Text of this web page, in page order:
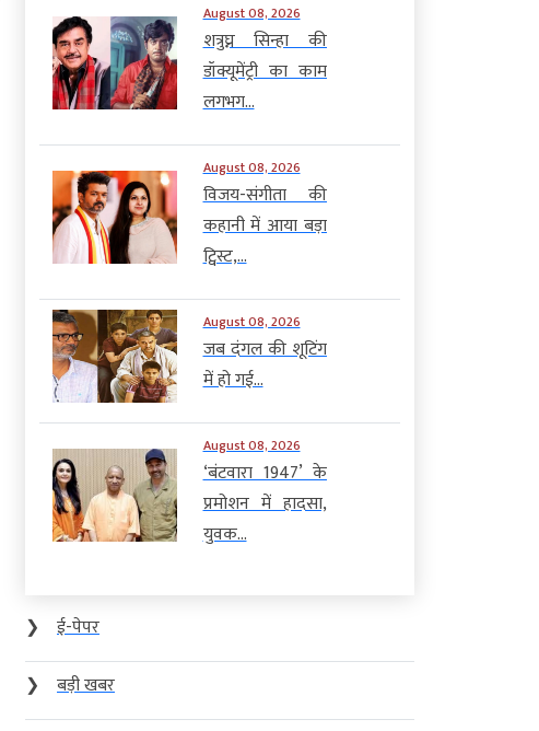
August 08, 2026
शत्रुघ्न सिन्हा की
डॉक्यूमेंट्री का काम
लगभग...
August 08, 2026
विजय-संगीता की
कहानी में आया बड़ा
ट्विस्ट,...
August 08, 2026
जब दंगल की शूटिंग
में हो गई...
August 08, 2026
‘बंटवारा 1947’ के
प्रमोशन में हादसा,
युवक...
❯
ई-पेपर
❯
बड़ी खबर